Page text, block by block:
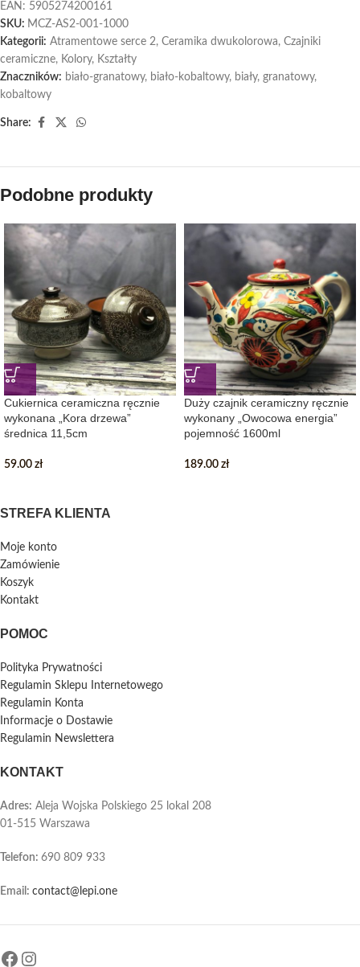
EAN: 5905274200161
SKU: MCZ-AS2-001-1000
Kategorii: Atramentowe serce 2, Ceramika dwukolorowa, Czajniki
ceramiczne, Kolory, Kształty
Znaczników: biało-granatowy, biało-kobaltowy, biały, granatowy,
kobaltowy
Share:
Podobne produkty
Cukiernica ceramiczna ręcznie
wykonana „Kora drzewa”
średnica 11,5cm
59.00 zł
Duży czajnik ceramiczny ręcznie
wykonany „Owocowa energia”
pojemność 1600ml
189.00 zł
STREFA KLIENTA
Moje konto
Zamówienie
Koszyk
Kontakt
POMOC
Polityka Prywatności
Regulamin Sklepu Internetowego
Regulamin Konta
Informacje o Dostawie
Regulamin Newslettera
KONTAKT
Adres: Aleja Wojska Polskiego 25 lokal 208
01-515 Warszawa
Telefon: 690 809 933
Email: contact@lepi.one